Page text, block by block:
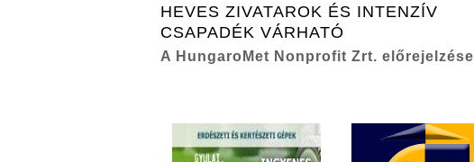
HEVES ZIVATAROK ÉS INTENZÍV
CSAPADÉK VÁRHATÓ
A HungaroMet Nonprofit Zrt. előrejelzése